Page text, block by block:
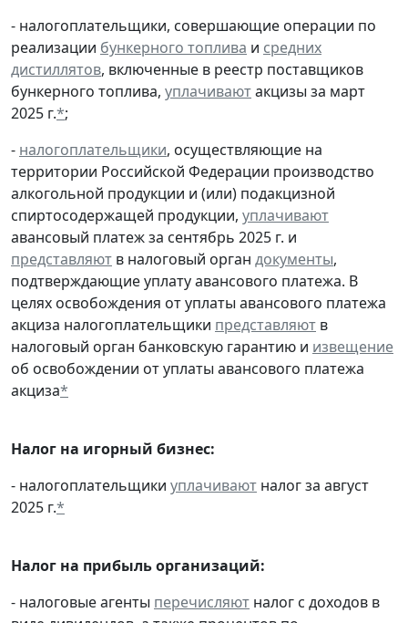
- налогоплательщики, совершающие операции по
реализации бункерного топлива и средних
дистиллятов, включенные в реестр поставщиков
бункерного топлива, уплачиваютакцизы за март
2025 г.*;
- налогоплательщики, осуществляющие на
территории Российской Федерации производство
алкогольной продукции и (или) подакцизной
спиртосодержащей продукции, уплачивают
авансовый платеж за сентябрь 2025 г. и
представляют в налоговый орган документы,
подтверждающие уплату авансового платежа. В
целях освобождения от уплаты авансового платежа
акциза налогоплательщики представляют в
налоговый орган банковскую гарантию и извещение
об освобождении от уплаты авансового платежа
акциза*
Налог на игорный бизнес:
- налогоплательщики уплачивают налог за август
2025 г.*
Налог на прибыль организаций:
- налоговые агенты перечисляют налог с доходов в